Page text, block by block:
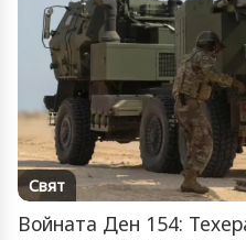
Свят
Войната Ден 154: